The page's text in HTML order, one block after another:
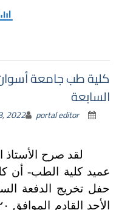
كلية طب جامعة
السابعة
2022 portal editor
لقد صرح الأستاذ
عميد كلية الطب- أن
حفل تخريج الدفعة